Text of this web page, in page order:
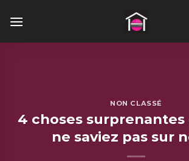
NON CLASSÉ
4 choses surprenantes
ne saviez pas sur